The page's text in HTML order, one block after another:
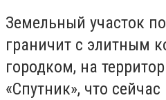
Земельный участок
граничит с элитным
городком, на
«Спутник», что